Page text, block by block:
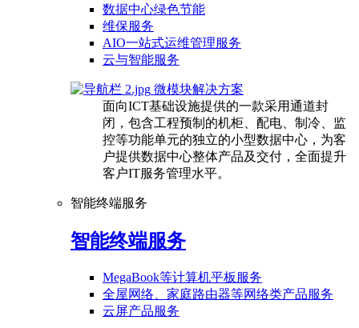
数据中心绿色节能
维保服务
AIO一站式运维管理服务
云与智能服务
微模块解决方案
面向ICT基础设施提供的一款采用通道封
闭，包含工程预制的机柜、配电、制冷、监
控等功能单元的独立的小型数据中心，为客
户提供数据中心整体产品及交付，全面提升
客户IT服务管理水平。
智能终端服务
智能终端服务
MegaBook等计算机平板服务
全屋网络、家庭路由器等网络类产品服务
云屏产品服务